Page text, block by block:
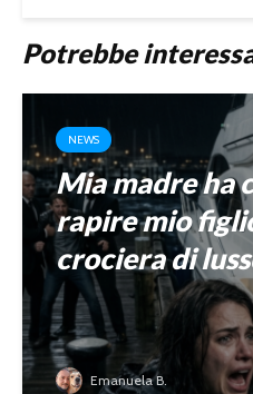
Potrebbe
NEWS
Mia madre ha
rapire mio
crociera di
Emanuela B.